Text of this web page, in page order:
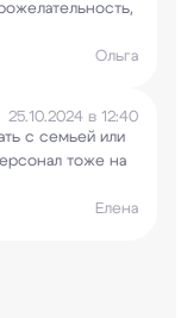
Ольга
25.10.2024 в 12:40
с семьей или
тоже на
Елена